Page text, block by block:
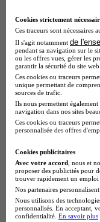
Cookies strictement
Ces traceurs sont nécessaires
Il s'agit notamment de
pendant sa navigation sur le
ou les offres vues, gérer les
garantir la sécurité du site
Ces cookies ou traceurs
unique permettant de
sources de trafic.
Ils nous permettent
navigation dans nos sites
Ces cookies ou traceurs
personnalisée des offres
Cookies publicitaires
Avec votre accord , nous et
proposer des publicités pour
trouver rapidement un emploi
Nos partenaires
Nous utilisons des
personnalisés. En acceptant,
confidentialité. En savoir plus